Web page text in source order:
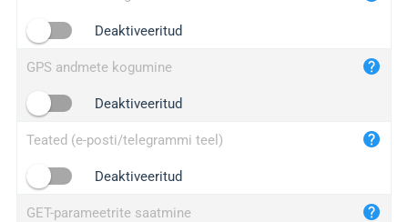
iplogger.infoDeaktiveeritud
GPS andmete kogumine
Deaktiveeritud
Teated (e-posti/telegrammi teel)
Deaktiveeritud
GET-parameetrite saatmine